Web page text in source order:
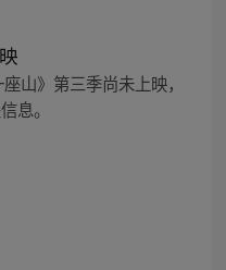
山》第三季尚未上映，
息。